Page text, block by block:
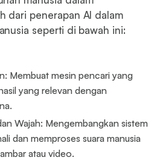
dari penerapan AI dalam
seperti di bawah ini:
Membuat mesin pencari yang
yang relevan dengan
Wajah: Mengembangkan sistem
dan memproses suara manusia
atau video.